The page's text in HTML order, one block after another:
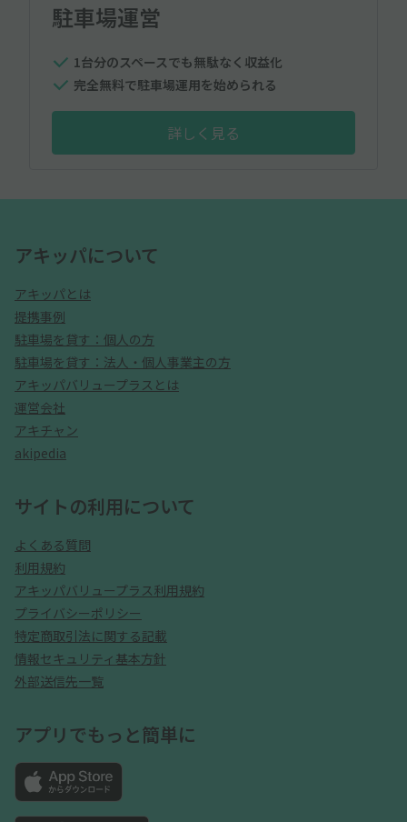
駐車場運営
1台分のスペースでも無駄なく収益化
完全無料で駐車場運用を始められる
詳しく見る
アキッパについて
アキッパとは
提携事例
駐車場を貸す：個人の方
駐車場を貸す：法人・個人事業主の方
アキッパバリュープラスとは
運営会社
アキチャン
akipedia
サイトの利用について
よくある質問
利用規約
アキッパバリュープラス利用規約
プライバシーポリシー
特定商取引法に関する記載
情報セキュリティ基本方針
外部送信先一覧
アプリでもっと簡単に